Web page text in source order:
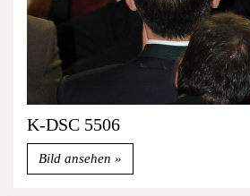
K-DSC 5506
Bild ansehen